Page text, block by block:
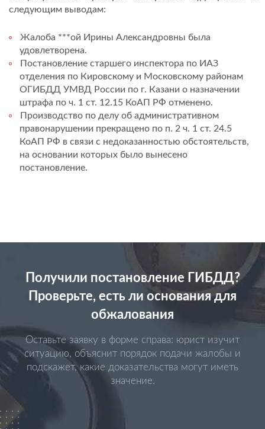
следующим выводам:
Жалоба ***ой Ирины Александровны была
удовлетворена.
Постановление старшего инспектора по ИАЗ
отделения по Кировскому и Московскому районам
ОГИБДД УМВД России по г. Казани о назначении
штрафа по ч. 1 ст. 12.15 КоАП РФ отменено.
Производство по делу об административном
правонарушении прекращено по п. 2 ч. 1 ст. 24.5
КоАП РФ в связи с недоказанностью обстоятельств,
на основании которых было вынесено
постановление.
Получили постановление ГИБДД?
Проверьте, есть ли основания для
обжалования
Оставьте заявку в форме справа: юрист изучит
ситуацию, объяснит порядок подачи жалобы и
подскажет, какие доказательства могут иметь
значение.